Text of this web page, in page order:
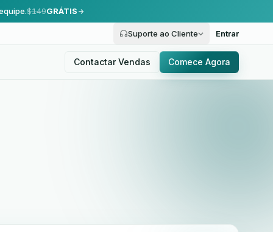
$149GRÁTIS
Suporte ao Cliente Entrar
Contactar Vendas Comece Agora